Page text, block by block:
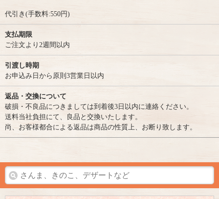
代引き(手数料:550円)
支払期限
ご注文より2週間以内
引渡し時期
お申込み日から原則3営業日以内
返品・交換について
破損・不良品につきましては到着後3日以内に連絡ください。
送料当社負担にて、良品と交換いたします。
尚、お客様都合による返品は商品の性質上、お断り致します。